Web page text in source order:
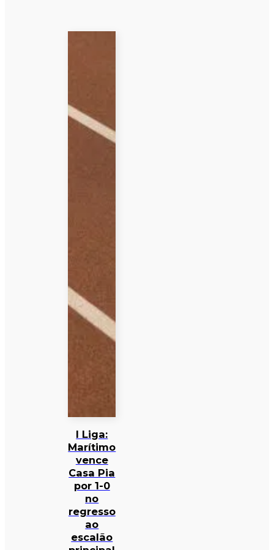
I Liga:
Marítimo
vence
Casa Pia
por 1-0
no
regresso
ao
escalão